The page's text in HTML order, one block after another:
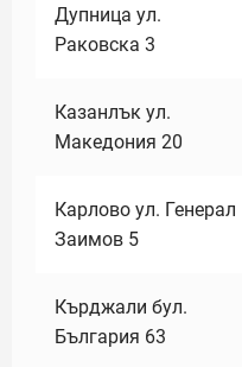
Дупница ул.
Раковска 3
Казанлък ул.
Македония 20
Карлово ул. Генерал
Заимов 5
Кърджали бул.
България 63